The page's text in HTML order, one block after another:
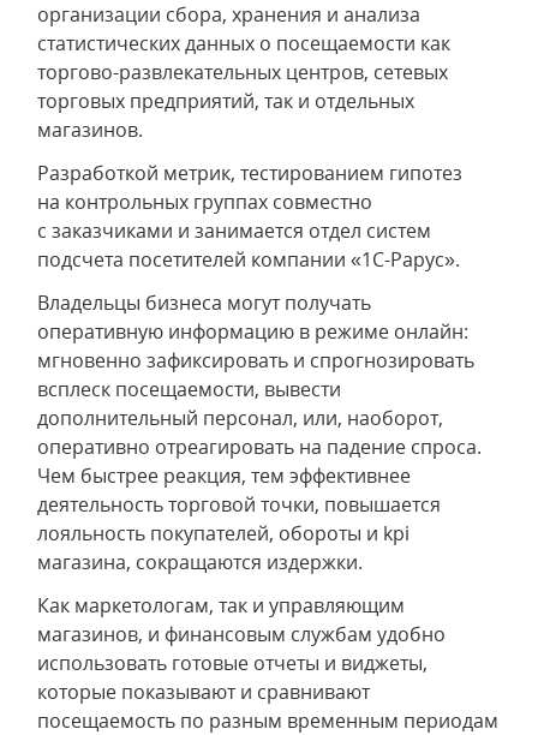
организации сбора, хранения и анализа
статистических данных о посещаемости как
торгово-развлекательных центров, сетевых
торговых предприятий, так и отдельных
магазинов.
Разработкой метрик, тестированием гипотез
на контрольных группах совместно
с заказчиками и занимается отдел систем
подсчета посетителей компании «1С-Рарус».
Владельцы бизнеса могут получать
оперативную информацию в режиме онлайн:
мгновенно зафиксировать и спрогнозировать
всплеск посещаемости, вывести
дополнительный персонал, или, наоборот,
оперативно отреагировать на падение спроса.
Чем быстрее реакция, тем эффективнее
деятельность торговой точки, повышается
лояльность покупателей, обороты и kpi
магазина, сокращаются издержки.
Как маркетологам, так и управляющим
магазинов, и финансовым службам удобно
использовать готовые отчеты и виджеты,
которые показывают и сравнивают
посещаемость по разным временным периодам